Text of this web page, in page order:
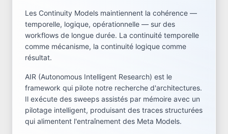
Les Continuity Models maintiennent la cohérence —
temporelle, logique, opérationnelle — sur des
workflows de longue durée. La continuité temporelle
comme mécanisme, la continuité logique comme
résultat.
AIR (Autonomous Intelligent Research) est le
framework qui pilote notre recherche d'architectures.
Il exécute des sweeps assistés par mémoire avec un
pilotage intelligent, produisant des traces structurées
qui alimentent l'entraînement des Meta Models.